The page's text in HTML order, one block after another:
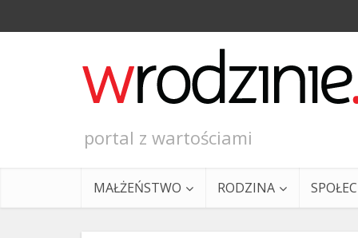
portal z wartościami
MAŁŻEŃSTWO RODZINA